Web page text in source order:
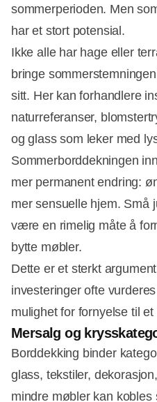
sommerperioden. Men
har et stort potensial.
Ikke alle har hage eller
bringe
sitt. Her kan forhandlere
naturreferanser,
og glass som leker med
Sommerborddekningen
mer permanent endring:
mer sensuelle hjem. Små
være en rimelig måte å
bytte møbler.
Dette er et sterkt
investeringer ofte
mulighet for fornyelse til
Mersalg og
Borddekking binder
glass, tekstiler,
mindre møbler kan kobles